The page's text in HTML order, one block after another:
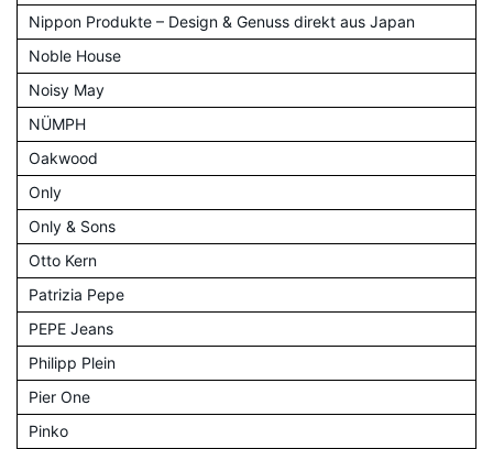
Nippon Produkte – Design & Genuss direkt aus Japan
Noble House
Noisy May
NÜMPH
Oakwood
Only
Only & Sons
Otto Kern
Patrizia Pepe
PEPE Jeans
Philipp Plein
Pier One
Pinko